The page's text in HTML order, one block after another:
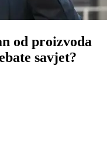
od proizvoda
savjet?